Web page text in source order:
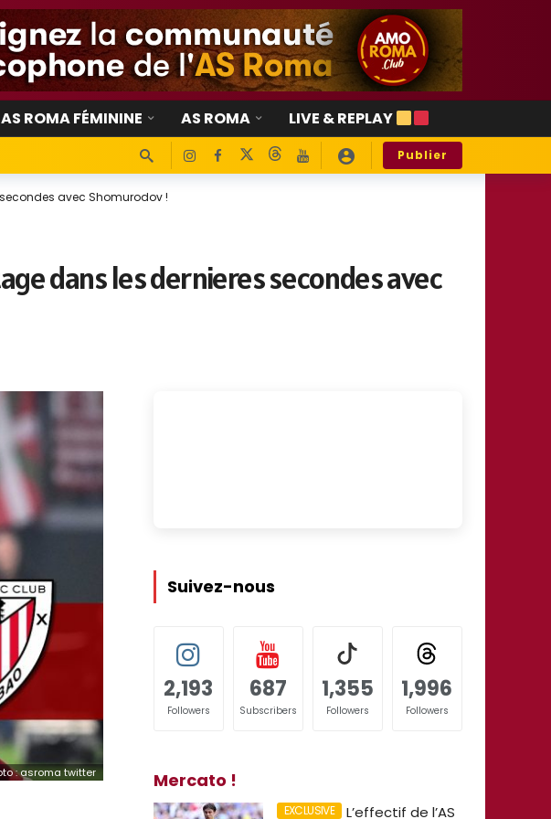
AS ROMA FÉMININE AS ROMA LIVE & REPLAY
Publier
avec Shomurodov !
dans les dernieres secondes avec
: asroma twitter
Suivez-nous
2,193
Followers
687
Subscribers
1,355
Followers
1,996
Followers
Mercato !
L’effectif de l’AS